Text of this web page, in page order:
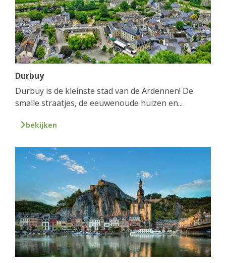
Durbuy
Durbuy is de kleinste stad van de Ardennen! De
smalle straatjes, de eeuwenoude huizen en...
bekijken